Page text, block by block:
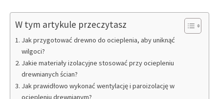
W tym artykule przeczytasz
Jak przygotować drewno do ocieplenia, aby uniknąć
wilgoci?
Jakie materiały izolacyjne stosować przy ociepleniu
drewnianych ścian?
Jak prawidłowo wykonać wentylację i paroizolację w
ociepleniu drewnianym?